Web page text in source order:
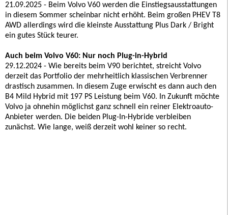
21.09.2025 - Beim Volvo V60 werden die Einstiegsausstattungen
in diesem Sommer scheinbar nicht erhöht. Beim großen PHEV T8
AWD allerdings wird die kleinste Ausstattung Plus Dark / Bright
ein gutes Stück teurer.
Auch beim Volvo V60: Nur noch Plug-in-Hybrid
29.12.2024 - Wie bereits beim V90 berichtet, streicht Volvo
derzeit das Portfolio der mehrheitlich klassischen Verbrenner
drastisch zusammen. In diesem Zuge erwischt es dann auch den
B4 Mild Hybrid mit 197 PS Leistung beim V60. In Zukunft möchte
Volvo ja ohnehin möglichst ganz schnell ein reiner Elektroauto-
Anbieter werden. Die beiden Plug-In-Hybride verbleiben
zunächst. Wie lange, weiß derzeit wohl keiner so recht.